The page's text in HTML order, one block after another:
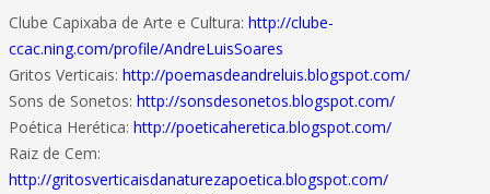
Clube Capixaba de Arte e Cultura: http://clube-
ccac.ning.com/profile/AndreLuisSoares
Gritos Verticais: http://poemasdeandreluis.blogspot.com/
Sons de Sonetos: http://sonsdesonetos.blogspot.com/
Poética Herética: http://poeticaheretica.blogspot.com/
Raiz de Cem:
http://gritosverticaisdanaturezapoetica.blogspot.com/